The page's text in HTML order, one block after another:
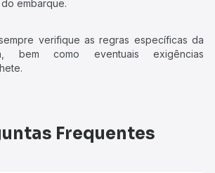
embarque.
verifique as regras específicas da
bem como eventuais exigências
Frequentes